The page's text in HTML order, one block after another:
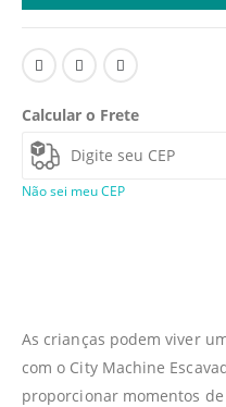
Calcular o Frete
Não sei meu CEP
As crianças podem viver
com o City Machine
proporcionar momentos